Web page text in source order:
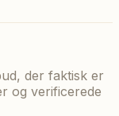
der faktisk er
og verificerede